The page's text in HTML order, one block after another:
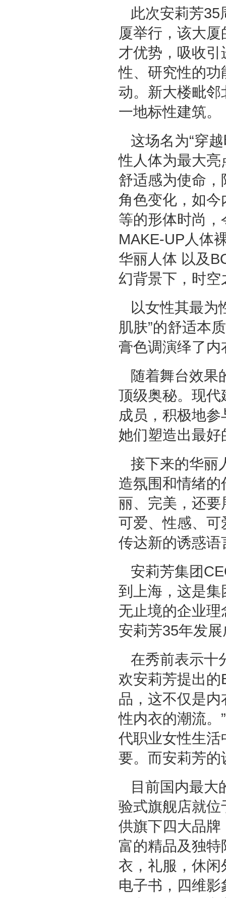
此次安莉芳35
厦举行，该大
才优势，吸收
性、研究性的
动。新大楼毗
一地标性建筑。
这场名为“穿
性人体为最大
舒适感为使命
角色变化，如
等的形体时尚
MAKE-UP人体
华丽人体 以及
幻背景下，时
以女性其最为
肌肤”的舒适本
膏色调演绎了内
随着舞台效果
顶级奥秘。现
成员，积极地
她们塑造出最
接下来的华丽
造氛围和情绪
丽、完美，还
可爱、性感、
传达新的诱惑语
安莉芳集团
到上海，这是
无止境的企业
安莉芳35年发
在秀前表示十
欢安莉芳提出
品，这不仅是
性内衣的潮流。
代职业女性生
要。而安莉芳的
目前国内最
验式旗舰店就
供旗下四大品牌
富的精品及独
衣，礼服，休
电子书，四维